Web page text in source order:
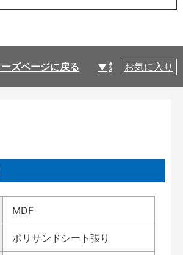
ズページに戻る 製品仕様
お気に入り
MDF
ポリサンドシート張り